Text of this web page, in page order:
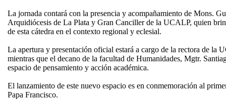
La jornada contará con la presencia y acompañamiento de Mons.
Arquidiócesis de La Plata y Gran Canciller de la UCALP, quien
de esta cátedra en el contexto regional y eclesial.
La apertura y presentación oficial estará a cargo de la rectora de la
mientras que el decano de la facultad de Humanidades, Mgtr.
espacio de pensamiento y acción académica.
El lanzamiento de este nuevo espacio es en conmemoración al
Papa Francisco.